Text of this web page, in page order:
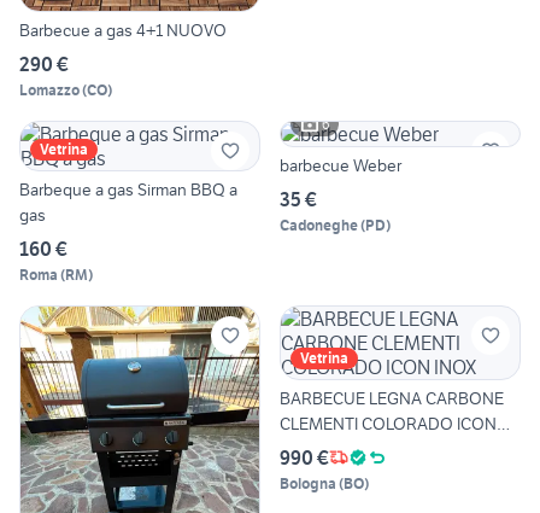
Barbecue a gas 4+1 NUOVO
290 €
Lomazzo(CO)
Vetrina
Barbeque a gas Sirman BBQ a
gas
160 €
Roma (RM)
6
barbecue Weber
35 €
Cadoneghe(PD)
Vetrina
BARBECUE LEGNA CARBONE
CLEMENTI COLORADO ICON
INOX
990 €
Bologna (BO)